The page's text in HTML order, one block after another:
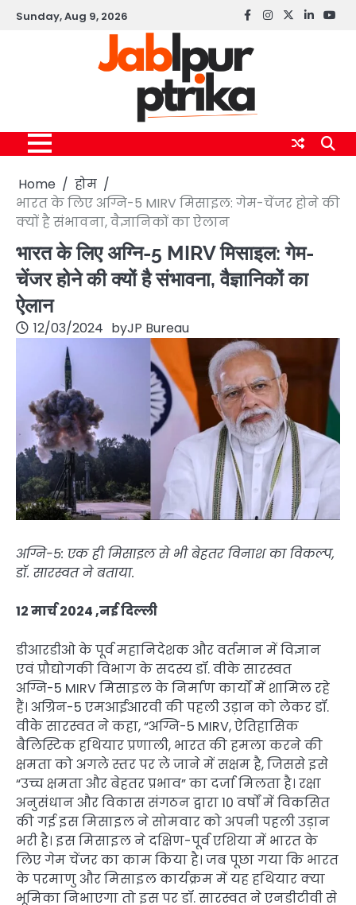
SkipSunday, Aug 9, 2026 Facebook
instagram
twitterlinkedin
Home
होम
भारत के लिए अग्नि-5 MIRV मिसाइल: गेम-चेंजर होने की
क्यों है संभावना, वैज्ञानिकों का ऐलान
भारत के लिए अग्नि-5 MIRV मिसाइल: गेम-
चेंजर होने की क्यों है संभावना, वैज्ञानिकों का
ऐलान
12/03/2024 byJP Bureau
अग्नि-5: एक ही मिसाइल से भी बेहतर विनाश का विकल्प,
डॉ. सारस्वत ने बताया.
12 मार्च 2024 ,नई दिल्ली
डीआरडीओ के पूर्व महानिदेशक और वर्तमान में विज्ञान
एवं प्रौद्योगकी विभाग के सदस्य डॉ. वीके सारस्वत
अग्नि-5 MIRV मिसाइल के निर्माण कार्यों में शामिल रहे
हैं। अग्रिन-5 एमआईआरवी की पहली उड़ान को लेकर डॉ.
वीके सारस्वत ने कहा, “अग्नि-5 MIRV, ऐतिहासिक
बैलिस्टिक हथियार प्रणाली, भारत की हमला करने की
क्षमता को अगले स्तर पर ले जाने में सक्षम है, जिससे इसे
“उच्च क्षमता और बेहतर प्रभाव” का दर्जा मिलता है। रक्षा
अनुसंधान और विकास संगठन द्वारा 10 वर्षों में विकसित
की गई इस मिसाइल ने सोमवार को अपनी पहली उड़ान
भरी है। इस मिसाइल ने दक्षिण-पूर्व एशिया में भारत के
लिए गेम चेंजर का काम किया है। जब पूछा गया कि भारत
के परमाणु और मिसाइल कार्यक्रम में यह हथियार क्या
भूमिका निभाएगा तो इस पर डॉ. सारस्वत ने एनडीटीवी से